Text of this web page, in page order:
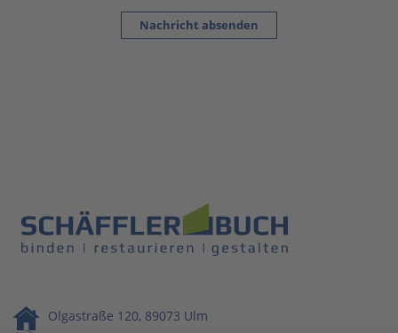
Nachricht absenden
Olgastraße 120, 89073 Ulm